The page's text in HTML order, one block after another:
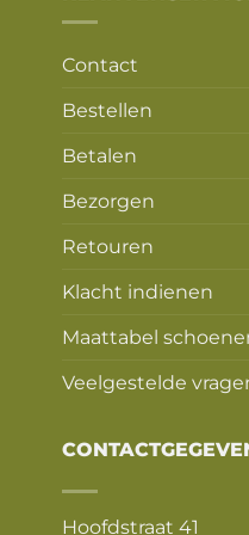
Contact
Bestellen
Betalen
Bezorgen
Retouren
Klacht indienen
Maattabel
Veelgestelde
Hoofdstraat 41